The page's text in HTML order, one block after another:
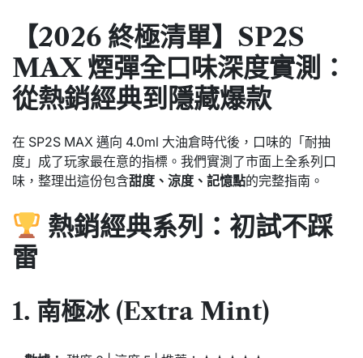
【2026 終極清單】SP2S
MAX 煙彈全口味深度實測：
從熱銷經典到隱藏爆款
在 SP2S MAX 邁向 4.0ml 大油倉時代後，口味的「耐抽
度」成了玩家最在意的指標。我們實測了市面上全系列口
味，整理出這份包含甜度、涼度、記憶點的完整指南。
熱銷經典系列：初試不踩
雷
1. 南極冰 (Extra Mint)